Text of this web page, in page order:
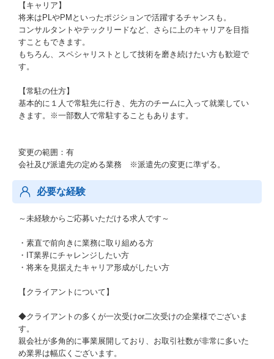
【キャリア】
将来はPLやPMといったポジションで活躍するチャンスも。
コンサルタントやテックリードなど、さらに上のキャリアを目指
すこともできます。
もちろん、スペシャリストとして技術を磨き続けたい方も歓迎で
す。
【常駐の仕方】
基本的に１人で常駐先に行き、先方のチームに入って就業してい
きます。※一部数人で常駐することもあります。
変更の範囲：有
会社及び派遣先の定める業務 ※派遣先の変更に準ずる。
必要な経験
～未経験からご応募いただける求人です～
・素直で前向きに業務に取り組める方
・IT業界にチャレンジしたい方
・将来を見据えたキャリア形成がしたい方
【クライアントについて】
◆クライアントの多くが一次受けor二次受けの企業様でございま
す。
親会社が多角的に事業展開しており、お取引社数が非常に多いた
め業界は幅広くございます。